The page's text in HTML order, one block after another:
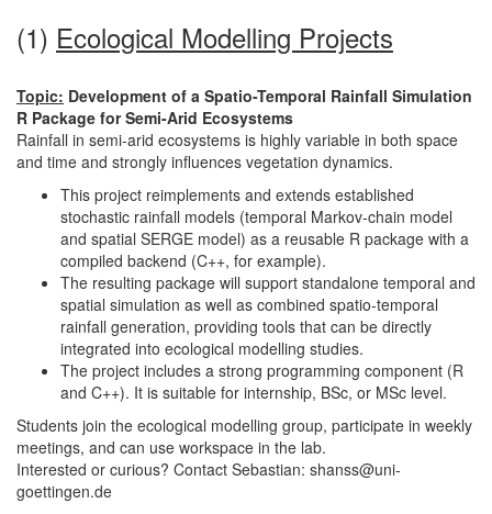
(1) Ecological Modelling Projects
Topic: Development of a Spatio-Temporal Rainfall Simulation
R Package for Semi-Arid Ecosystems
Rainfall in semi-arid ecosystems is highly variable in both space
and time and strongly influences vegetation dynamics.
This project reimplements and extends established
stochastic rainfall models (temporal Markov-chain model
and spatial SERGE model) as a reusable R package with a
compiled backend (C++, for example).
The resulting package will support standalone temporal and
spatial simulation as well as combined spatio-temporal
rainfall generation, providing tools that can be directly
integrated into ecological modelling studies.
The project includes a strong programming component (R
and C++). It is suitable for internship, BSc, or MSc level.
Students join the ecological modelling group, participate in weekly
meetings, and can use workspace in the lab.
Interested or curious? Contact Sebastian: shanss@uni-
goettingen.de